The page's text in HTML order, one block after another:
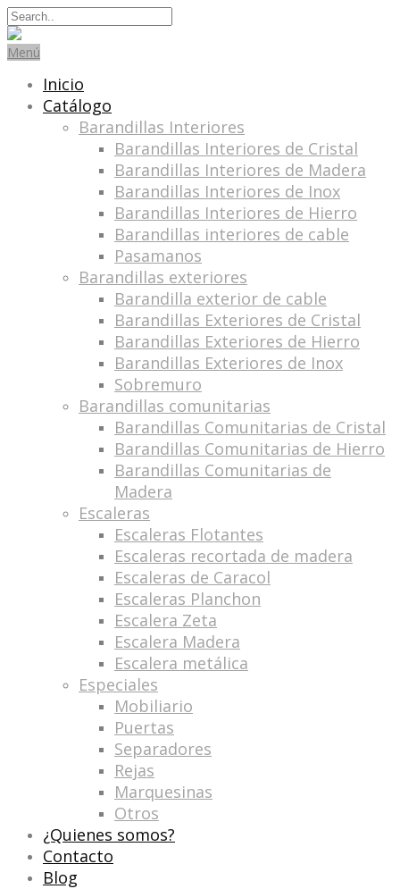
Search
for:
Menú
Inicio
Catálogo
Barandillas Interiores
Barandillas Interiores de Cristal
Barandillas Interiores de Madera
Barandillas Interiores de Inox
Barandillas Interiores de Hierro
Barandillas interiores de cable
Pasamanos
Barandillas exteriores
Barandilla exterior de cable
Barandillas Exteriores de Cristal
Barandillas Exteriores de Hierro
Barandillas Exteriores de Inox
Sobremuro
Barandillas comunitarias
Barandillas Comunitarias de Cristal
Barandillas Comunitarias de Hierro
Barandillas Comunitarias de
Madera
Escaleras
Escaleras Flotantes
Escaleras recortada de madera
Escaleras de Caracol
Escaleras Planchon
Escalera Zeta
Escalera Madera
Escalera metálica
Especiales
Mobiliario
Puertas
Separadores
Rejas
Marquesinas
Otros
¿Quienes somos?
Contacto
Blog